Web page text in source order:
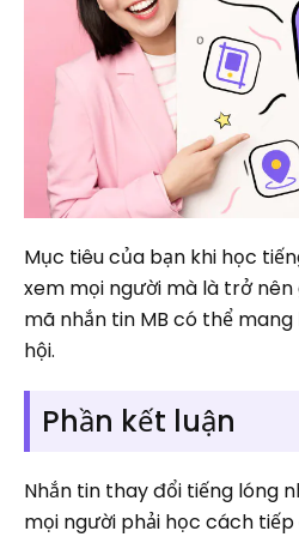
Mục tiêu của bạn khi học
xem mọi người mà là trở nên
mã nhắn tin MB có thể
hội.
Phần kết luận
Nhắn tin thay đổi tiếng lóng
mọi người phải học cách